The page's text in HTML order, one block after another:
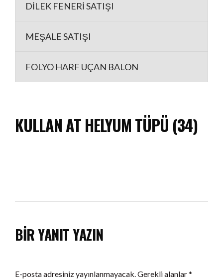
DİLEK FENERİ SATIŞI
MEŞALE SATIŞI
FOLYO HARF UÇAN BALON
KULLAN AT HELYUM TÜPÜ (34)
BIR YANIT YAZIN
E-posta adresiniz yayınlanmayacak.Gerekli alanlar*